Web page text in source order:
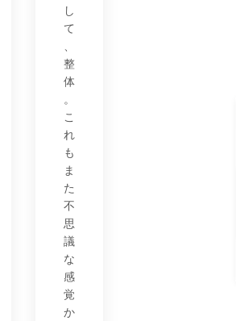
し
て
整
体
。
こ
れ
も
ま
た
不
思
議
な
感
覚
か